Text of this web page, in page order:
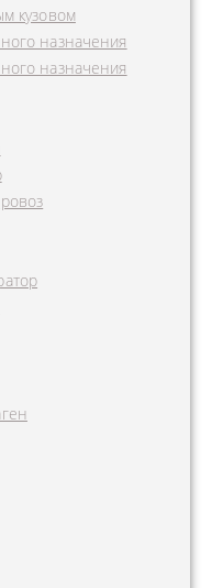
кузовом
назначения
назначения